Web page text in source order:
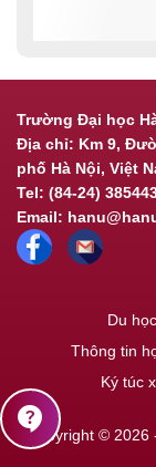
Trường Đại học
Địa chỉ: Km 9,
phố Hà Nội, Việt
Tel: (84-24)
Email:
Du học
Thông tin
Ký túc
Copyright © 2026
contact_support